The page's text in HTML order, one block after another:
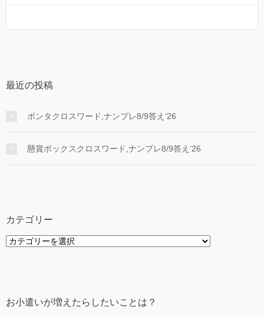
最近の投稿
ポンタクロスワード,ナンプレ8/9答え’26
懸賞ボックスクロスワード,ナンプレ8/9答え’26
カテゴリー
カ
お小遣いが増えたらしたいことは？